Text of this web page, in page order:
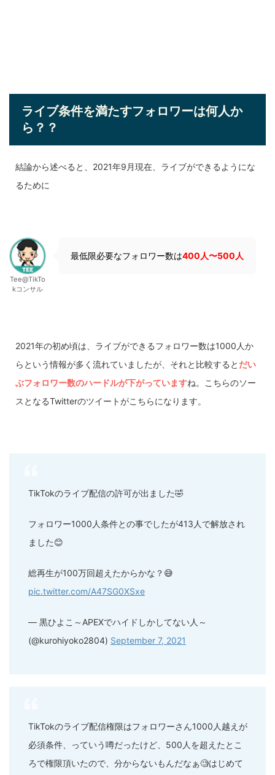
ライブ条件を満たすフォロワーは何人か
ら？？
結論から述べると、2021年9月現在、ライブができるようにな
るために
Tee@TikTo
kコンサル
最低限必要なフォロワー数は400人〜500人
2021年の初め頃は、ライブができるフォロワー数は1000人か
らという情報が多く流れていましたが、それと比較すると だい
ぶフォロワー数のハードルが下がっていますね。こちらのソー
スとなるTwitterのツイートがこちらになります。
TikTokのライブ配信の許可が出ました🤣
フォロワー1000人条件との事でしたが413人で解放され
ました😊
総再生が100万回超えたからかな？😅
pic.twitter.com/A47SG0XSxe
— 黒ひよこ～APEXでハイドしかしてない人～
(@kurohiyoko2804) September 7, 2021
TikTokのライブ配信権限はフォロワーさん1000人越えが
必須条件、っていう噂だったけど、500人を超えたとこ
ろで権限頂いたので、分からないもんだなぁ🧐はじめて